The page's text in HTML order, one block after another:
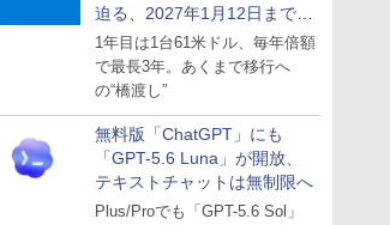
迫る、2027年1月12日まで
～ESUは9月1日から販売
1年目は1台61米ドル、毎年倍額
で最長3年。あくまで移行へ
の“橋渡し”
無料版「ChatGPT」にも
「GPT-5.6 Luna」が開放、
テキストチャットは無制限へ
Plus/Proでも「GPT-5.6 Sol」